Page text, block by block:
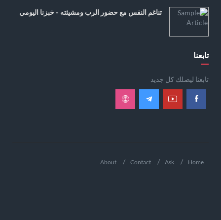
تناغم النفس مع حضور الرب ومشيئته - خبزنا اليومي
تابعنا
تابعنا ليصلك كل جديد
Home
Ask
Contact
About